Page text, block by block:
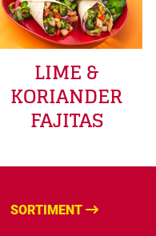
LIME &
KORIANDER
FAJITAS
SORTIMENT